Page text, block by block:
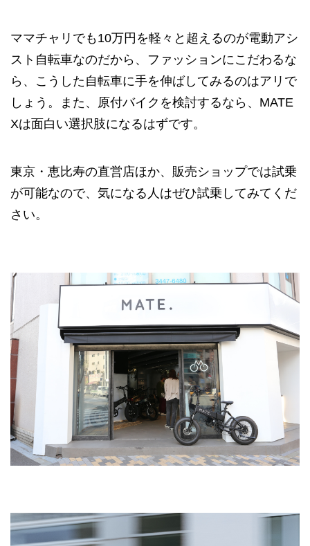
ママチャリでも10万円を軽々と超えるのが電動アシ
スト自転車なのだから、ファッションにこだわるな
ら、こうした自転車に手を伸ばしてみるのはアリで
しょう。また、原付バイクを検討するなら、MATE
Xは面白い選択肢になるはずです。
東京・恵比寿の直営店ほか、販売ショップでは試乗
が可能なので、気になる人はぜひ試乗してみてくだ
さい。